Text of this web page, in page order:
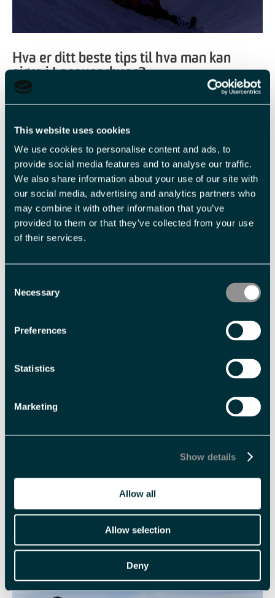
This website uses cookies
We use cookies to personalise content and ads, to
provide social media features and to analyse our traffic.
We also share information about your use of our site with
our social media, advertising and analytics partners who
may combine it with other information that you’ve
provided to them or that they’ve collected from your use
of their services.
Selection
Necessary
Preferences
Statistics
Marketing
Show details
Allow all
Allow selection
Deny
Hva er ditt beste tips til hva man kan
gjøre i Longyearbyen?
Det tipset jeg har gitt til flest er å gå og kjøpe seg en kaffe, ta
turen ned tilbyhundegårdenog sette seg ned og se på
kommer til Svalbard jager ofte de store opplevelsene og de
heftigste ekspedisjonene, men det er så mye man kan oppleve
her i byen også. Det vandrer jo bådefjellrever reinsdyr
midt i
gatene.
Det samme gjelder for
kun for å kunne nyte den arktiske stillheten og synet avAurora
Svalbardguide?
Det jeg liker best er å gjøre gjestene komfortable i naturen. Du
kan møte på hvem som helst, du kan være en rikmann ifra
London eller en naturglad nordmann. Men når du kommer hit er
ønskene om å holde deg tørr, varm og
. Da er det en ære at
mest unike naturen har å by på her på Svalbard. På toppen av
gjøre gjesten komfortabel nok til å bare nyte og sette pris på
naturen, og konstant kunne ha mestringsfølelse, det er virkelig
det jeg setter pris på med å være en Svalbardguide. Jeg liker det
ansvaret, og jeg kjenner meg trygg på å ha det. Det er en ære å